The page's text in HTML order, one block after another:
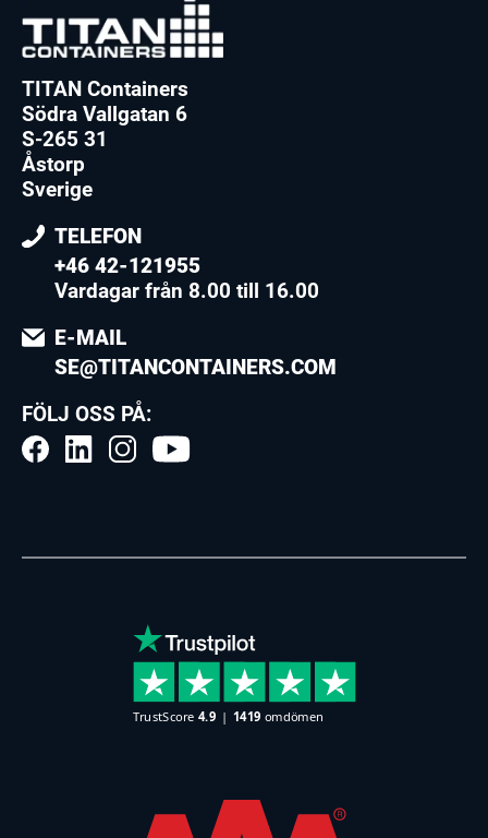
TITAN Containers
Södra Vallgatan 6
S-265 31
Åstorp
Sverige
TELEFON
+46 42-121955
Vardagar från 8.00 till 16.00
E-MAIL
SE@TITANCONTAINERS.COM
FÖLJ OSS PÅ: